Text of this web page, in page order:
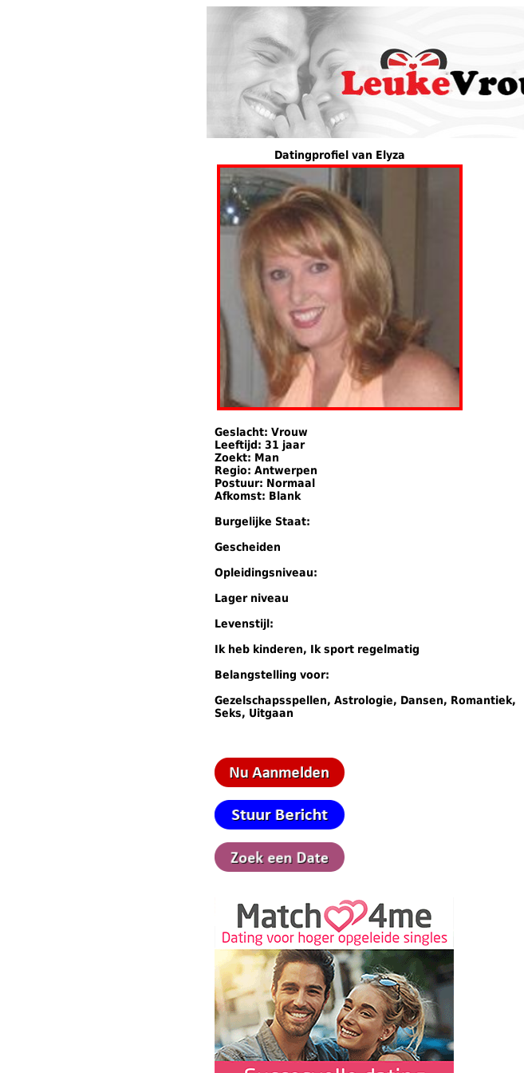
Datingprofiel van Elyza
Geslacht: Vrouw
Leeftijd: 31 jaar
Zoekt: Man
Regio: Antwerpen
Postuur: Normaal
Afkomst: Blank
Burgelijke Staat:
Gescheiden
Opleidingsniveau:
Lager niveau
Levenstijl:
Ik heb kinderen, Ik sport regelmatig
Belangstelling voor:
Gezelschapsspellen, Astrologie, Dansen, Romantiek,
Seks, Uitgaan